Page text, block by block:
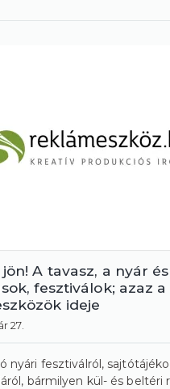
jön! A tavasz, a nyár
fesztiválok; azaz
ideje
27.
nyári fesztiválról,
bármilyen kül- és beltéri